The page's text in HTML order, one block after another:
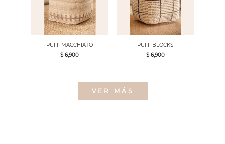
PUFF MACCHIATO
$ 6,900
PUFF BLOCKS
$ 6,900
VER MÁS